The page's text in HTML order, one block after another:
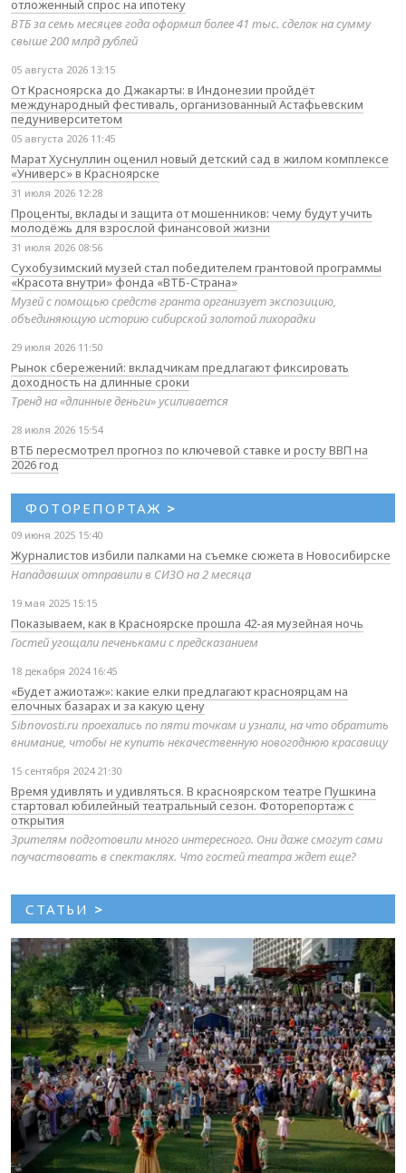
отложенный спрос на ипотеку
ВТБ за семь месяцев года оформил более 41 тыс. сделок на сумму
свыше 200 млрд рублей
05 августа 2026 13:15
От Красноярска до Джакарты: в Индонезии пройдёт
международный фестиваль, организованный Астафьевским
педуниверситетом
05 августа 2026 11:45
Марат Хуснуллин оценил новый детский сад в жилом комплексе
«Универс» в Красноярске
31 июля 2026 12:28
Проценты, вклады и защита от мошенников: чему будут учить
молодёжь для взрослой финансовой жизни
31 июля 2026 08:56
Сухобузимский музей стал победителем грантовой программы
«Красота внутри» фонда «ВТБ-Страна»
Музей с помощью средств гранта организует экспозицию,
объединяющую историю сибирской золотой лихорадки
29 июля 2026 11:50
Рынок сбережений: вкладчикам предлагают фиксировать
доходность на длинные сроки
Тренд на «длинные деньги» усиливается
28 июля 2026 15:54
ВТБ пересмотрел прогноз по ключевой ставке и росту ВВП на
2026 год
ФОТОРЕПОРТАЖ >
09 июня 2025 15:40
Журналистов избили палками на съемке сюжета в Новосибирске
Нападавших отправили в СИЗО на 2 месяца
19 мая 2025 15:15
Показываем, как в Красноярске прошла 42-ая музейная ночь
Гостей угощали печеньками с предсказанием
18 декабря 2024 16:45
«Будет ажиотаж»: какие елки предлагают красноярцам на
елочных базарах и за какую цену
Sibnovosti.ru проехались по пяти точкам и узнали, на что обратить
внимание, чтобы не купить некачественную новогоднюю красавицу
15 сентября 2024 21:30
Время удивлять и удивляться. В красноярском театре Пушкина
стартовал юбилейный театральный сезон. Фоторепортаж с
открытия
Зрителям подготовили много интересного. Они даже смогут сами
поучаствовать в спектаклях. Что гостей театра ждет еще?
СТАТЬИ >